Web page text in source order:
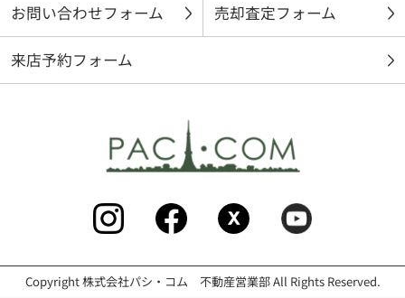
お問い合わせフォーム 売却査定フォーム
来店予約フォーム
Copyright 株式会社パシ・コム 不動産営業部 All Rights Reserved.